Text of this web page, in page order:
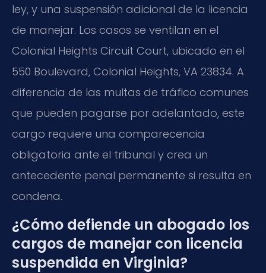
ley, y una suspensión adicional de la licencia
de manejar. Los casos se ventilan en el
Colonial Heights Circuit Court, ubicado en el
550 Boulevard, Colonial Heights, VA 23834. A
diferencia de las multas de tráfico comunes
que pueden pagarse por adelantado, este
cargo requiere una comparecencia
obligatoria ante el tribunal y crea un
antecedente penal permanente si resulta en
condena.
¿Cómo defiende un abogado los
cargos de manejar con licencia
suspendida en Virginia?